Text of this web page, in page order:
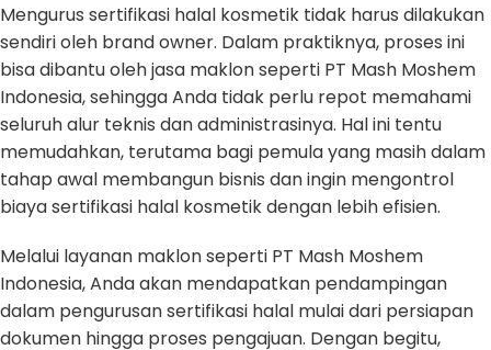
Mengurus sertifikasi halal kosmetik tidak harus dilakukan
sendiri oleh brand owner. Dalam praktiknya, proses ini
bisa dibantu oleh jasa maklon seperti PT Mash Moshem
Indonesia, sehingga Anda tidak perlu repot memahami
seluruh alur teknis dan administrasinya. Hal ini tentu
memudahkan, terutama bagi pemula yang masih dalam
tahap awal membangun bisnis dan ingin mengontrol
biaya sertifikasi halal kosmetik dengan lebih efisien.
Melalui layanan maklon seperti PT Mash Moshem
Indonesia, Anda akan mendapatkan pendampingan
dalam pengurusan sertifikasi halal mulai dari persiapan
dokumen hingga proses pengajuan. Dengan begitu,